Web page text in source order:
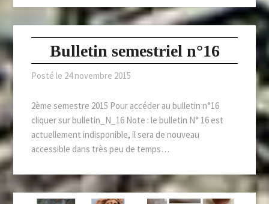
Bulletin semestriel n°16
Posté le 24 novembre 2015
2ème semestre 2015 Pour accéder au bulletin n°16
cliquer sur bulletin_N_16 Note : le bulletin N° 16 est
actuellement indisponible, il sera de nouveau
accessible dans très peu de temps…